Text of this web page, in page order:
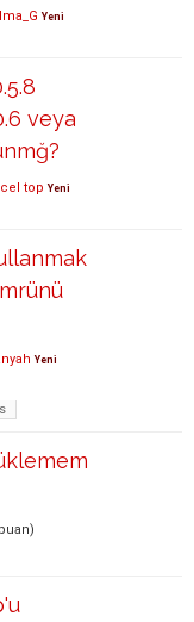
Yeni
veya
top Yeni
Yeni
puan)